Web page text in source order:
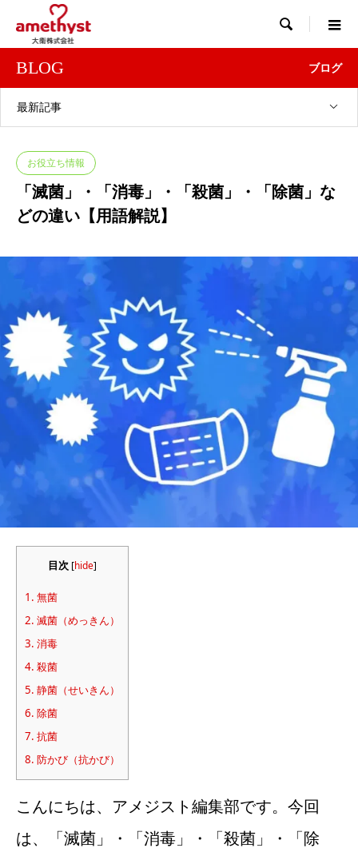

BLOG ブログ
最新記事
お役立ち情報
「滅菌」・「消毒」・「殺菌」・「除菌」な
どの違い【用語解説】
目次 [hide]
1. 無菌
2. 滅菌（めっきん）
3. 消毒
4. 殺菌
5. 静菌（せいきん）
6. 除菌
7. 抗菌
8. 防かび（抗かび）
こんにちは、アメジスト編集部です。今回
は、「滅菌」・「消毒」・「殺菌」・「除